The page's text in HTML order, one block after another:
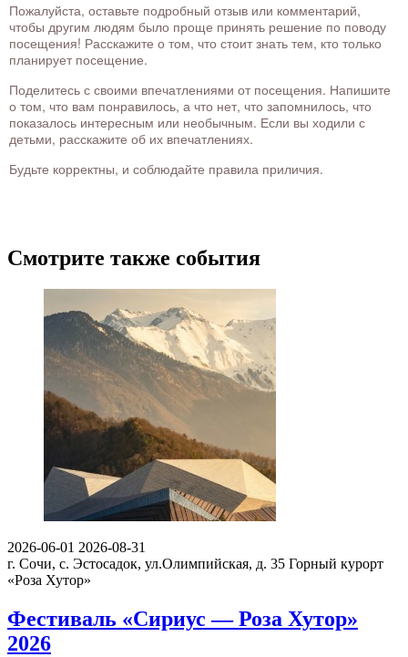
Пожалуйста, оставьте подробный отзыв или комментарий,
чтобы другим людям было проще принять решение по поводу
посещения! Расскажите о том, что стоит знать тем, кто только
планирует посещение.
Поделитесь с своими впечатлениями от посещения. Напишите
о том, что вам понравилось, а что нет, что запомнилось, что
показалось интересным или необычным. Если вы ходили с
детьми, расскажите об их впечатлениях.
Будьте корректны, и соблюдайте правила приличия.
Смотрите также события
2026-06-01 2026-08-31
г. Сочи, с. Эстосадок, ул.Олимпийская, д. 35 Горный курорт
«Роза Хутор»
Фестиваль «Сириус — Роза Хутор»
2026